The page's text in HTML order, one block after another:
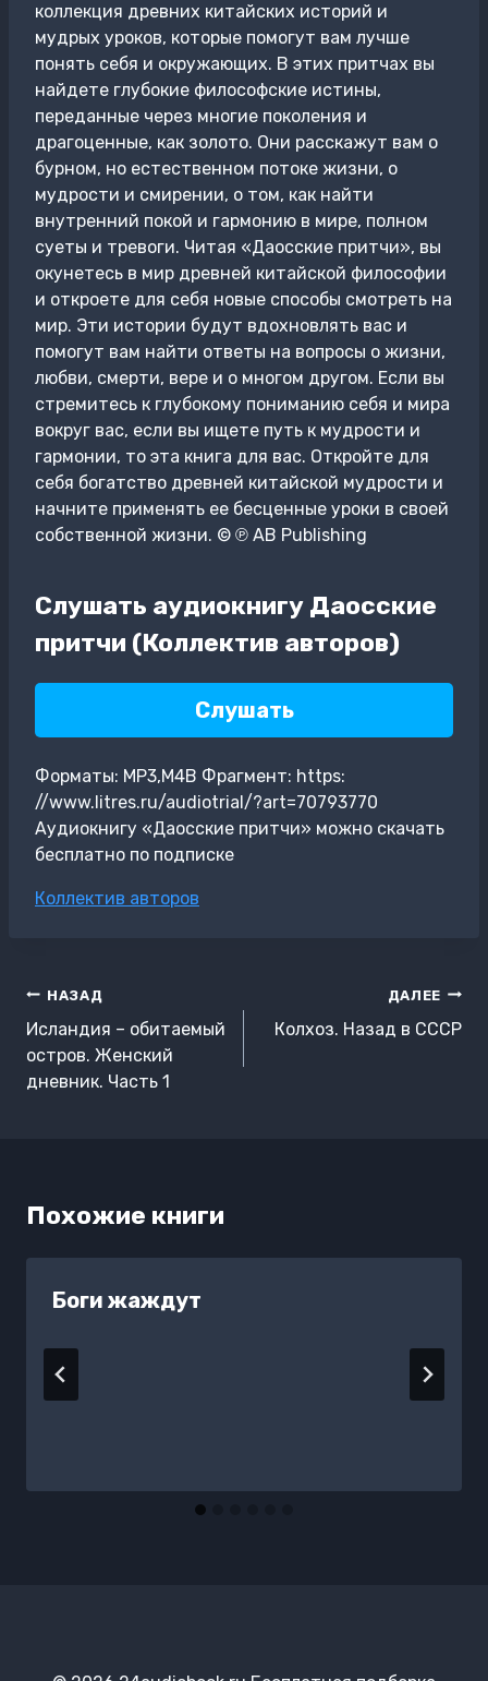
коллекция древних китайских историй и
мудрых уроков, которые помогут вам лучше
понять себя и окружающих. В этих притчах вы
найдете глубокие философские истины,
переданные через многие поколения и
драгоценные, как золото. Они расскажут вам о
бурном, но естественном потоке жизни, о
мудрости и смирении, о том, как найти
внутренний покой и гармонию в мире, полном
суеты и тревоги. Читая «Даосские притчи», вы
окунетесь в мир древней китайской философии
и откроете для себя новые способы смотреть на
мир. Эти истории будут вдохновлять вас и
помогут вам найти ответы на вопросы о жизни,
любви, смерти, вере и о многом другом. Если вы
стремитесь к глубокому пониманию себя и мира
вокруг вас, если вы ищете путь к мудрости и
гармонии, то эта книга для вас. Откройте для
себя богатство древней китайской мудрости и
начните применять ее бесценные уроки в своей
собственной жизни. © ℗ AB Publishing
Слушать аудиокнигу Даосские
притчи (Коллектив авторов)
Слушать
Форматы: MP3,M4B Фрагмент: https:
//www.litres.ru/audiotrial/?art=70793770
Аудиокнигу «Даосские притчи» можно скачать
бесплатно по подписке
Метки
Коллектив авторов
Навигация
по
записям
НАЗАД
Исландия – обитаемый
остров. Женский
дневник. Часть 1
ДАЛЕЕ
Колхоз. Назад в СССР
Похожие книги
Боги жаждут